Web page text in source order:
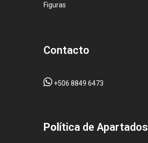
Figuras
Contacto
+506 8849 6473
Pol ítica de Apartados